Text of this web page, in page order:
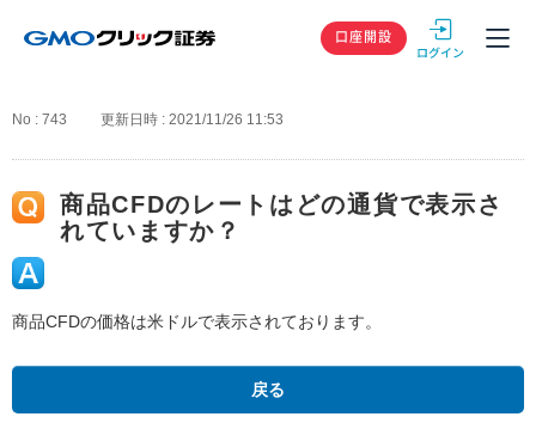
GMOクリック
口座開設
No : 743 更新日時 : 2021/11/26 11:53
商品CFDのレートはどの通貨で表示さ
れていますか？
商品CFDの価格は米ドルで表示されております。
戻る